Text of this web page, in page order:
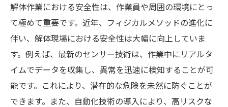
解体業界を支える新たな技術基盤
フィジカル技術の進化による市場変化
業界の未来を担う技術者の育成
フィジカル技術と解体業界の相互作用
解体の未来を支える革新的フィジカル手法の全
貌
解体作業における安全性は、作業員や周囲の環境にとっ
て極めて重要です。近年、フィジカルメソッドの進化に
伴い、解体現場における安全性は大幅に向上していま
す。例えば、最新のセンサー技術は、作業中にリアルタ
イムでデータを収集し、異常を迅速に検知することが可
能です。これにより、潜在的な危険を未然に防ぐことが
できます。また、自動化技術の導入により、高リスクな